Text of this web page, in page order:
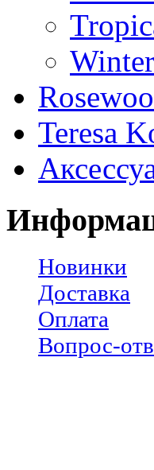
Teresa
Новинки
Доставка
Оплата
Вопрос-